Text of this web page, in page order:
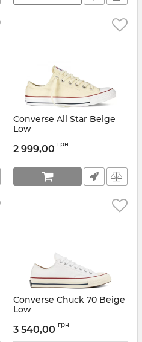
Converse All Star Beige
Low
2 999,00 грн
Converse Chuck 70 Beige
Low
3 540,00 грн